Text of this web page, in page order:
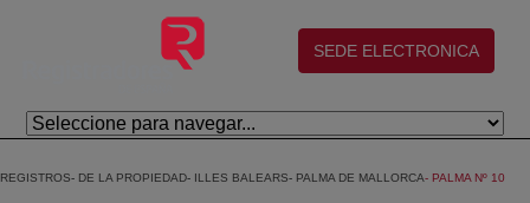
Salta al contingut principal
(abre en nueva ventana)
SEDE ELECTRONICA
REGISTROS DE LA PROPIEDAD ILLES BALEARS PALMA DE MALLORCA PALMA Nº 10